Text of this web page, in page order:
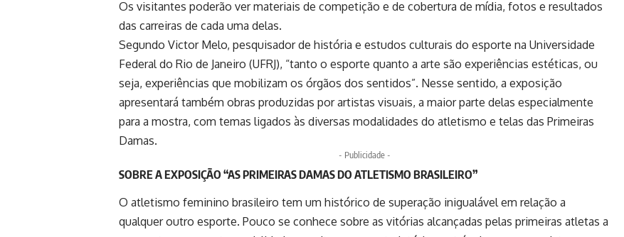
Os visitantes poderão ver materiais de competição e de cobertura de mídia, fotos e resultados
das carreiras de cada uma delas.
Segundo Victor Melo, pesquisador de história e estudos culturais do esporte na Universidade
Federal do Rio de Janeiro (UFRJ), “tanto o esporte quanto a arte são experiências estéticas, ou
seja, experiências que mobilizam os órgãos dos sentidos”. Nesse sentido, a exposição
apresentará também obras produzidas por artistas visuais, a maior parte delas especialmente
para a mostra, com temas ligados às diversas modalidades do atletismo e telas das Primeiras
Damas.
- Publicidade -
SOBRE A EXPOSIÇÃO “AS PRIMEIRAS DAMAS DO ATLETISMO BRASILEIRO”
O atletismo feminino brasileiro tem um histórico de superação inigualável em relação a
qualquer outro esporte. Pouco se conhece sobre as vitórias alcançadas pelas primeiras atletas a